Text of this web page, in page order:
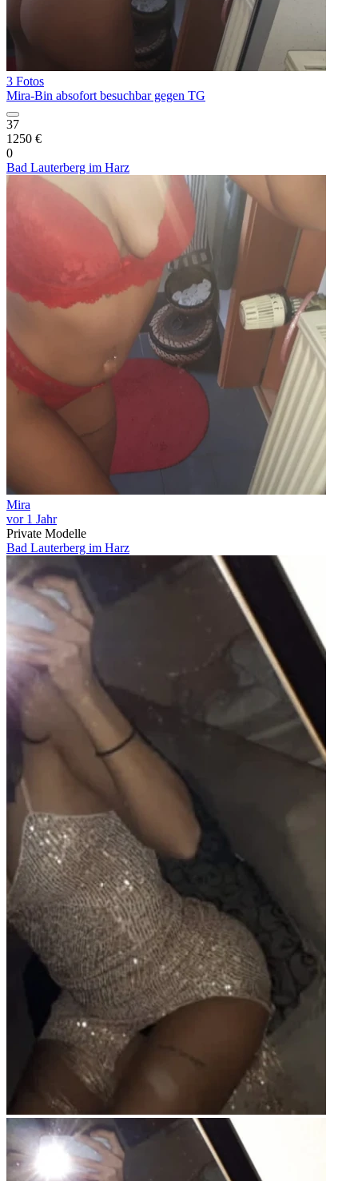
3 Fotos
Mira-Bin absofort besuchbar gegen TG
37
1250 €
0
Bad Lauterberg im Harz
Mira
vor 1 Jahr
Private Modelle
Bad Lauterberg im Harz